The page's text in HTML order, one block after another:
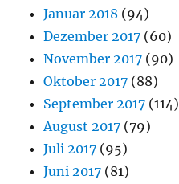
Januar 2018 (94)
Dezember 2017 (60)
November 2017 (90)
Oktober 2017 (88)
September 2017 (114)
August 2017 (79)
Juli 2017 (95)
Juni 2017 (81)